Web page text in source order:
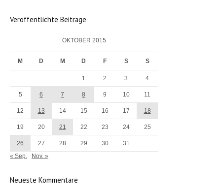
Veröffentlichte Beiträge
OKTOBER 2015
M D M D F S S
1 2 3 4
5 6 7 8 9 10 11
12 13 14 15 16 17 18
19 20 21 22 23 24 25
26 27 28 29 30 31
« Sep. Nov. »
Neueste Kommentare